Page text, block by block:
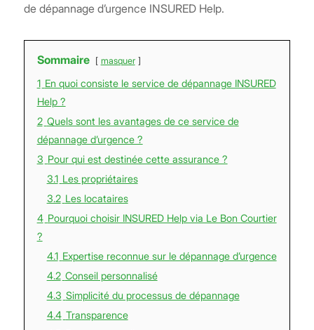
de dépannage d’urgence INSURED Help.
Sommaire masquer
1 En quoi consiste le service de dépannage INSURED
Help ?
2 Quels sont les avantages de ce service de
dépannage d’urgence ?
3 Pour qui est destinée cette assurance ?
3.1 Les propriétaires
3.2 Les locataires
4 Pourquoi choisir INSURED Help via Le Bon Courtier
?
4.1 Expertise reconnue sur le dépannage d’urgence
4.2 Conseil personnalisé
4.3 Simplicité du processus de dépannage
4.4 Transparence